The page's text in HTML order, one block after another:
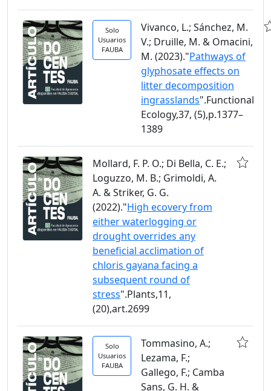
Solo
Usuarios
FAUBA
Vivanco, L.; Sánchez, M.
V.; Druille, M. & Omacini,
M. (2023)."Pathways of
glyphosate effects on
litter decomposition
ingrasslands".Functional
Ecology,37, (5),p.1377–
1389
Mollard, F. P. O.; Di Bella, C. E.;
Loguzzo, M. B.; Grimoldi, A.
A. & Striker, G. G.
(2022)."High ecovery from
either waterlogging or
drought overrides any
beneficial acclimation of
chloris gayana facing a
subsequent round of
stress".Plants,11,
(20),art.2699
Solo
Usuarios
FAUBA
Tommasino, A.;
Lezama, F.;
Gallego, F.; Camba
Sans, G. H. &